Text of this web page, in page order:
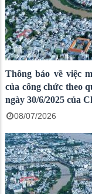
Thông báo về việc
của công chức theo
ngày 30/6/2025 của
08/07/2026